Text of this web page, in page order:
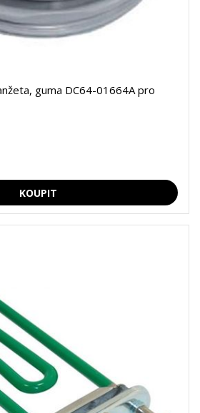
guma DC64-01664A pro